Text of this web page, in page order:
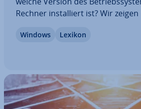
Rechner in­stal­liert ist? Wir
wenigen Sekunden her­aus­fin­den
Windows Lexikon